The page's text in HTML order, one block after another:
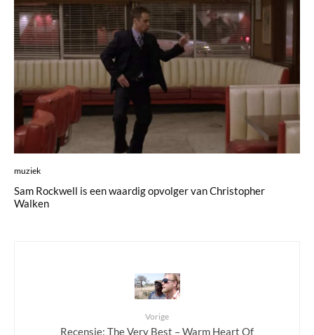
muziek
Sam Rockwell is een waardig opvolger van Christopher
Walken
Vorige
Recensie: The Very Best – Warm Heart Of